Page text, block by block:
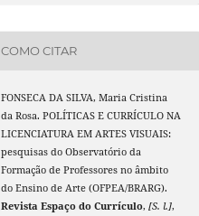
COMO CITAR
FONSECA DA SILVA, Maria Cristina
da Rosa. POLÍTICAS E CURRÍCULO NA
LICENCIATURA EM ARTES VISUAIS:
pesquisas do Observatório da
Formação de Professores no âmbito
do Ensino de Arte (OFPEA/BRARG).
Revista Espaço do Currículo,[S. l.],